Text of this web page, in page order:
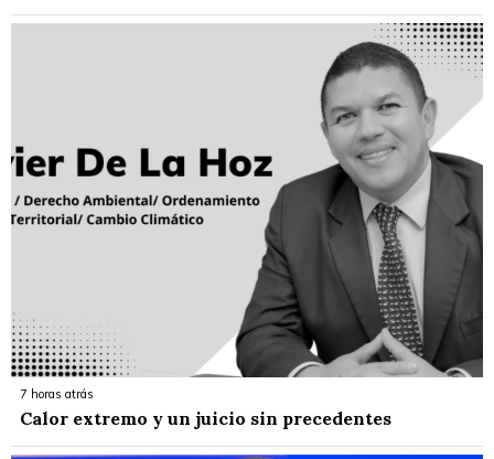
7 horas atrás
Calor extremo y un juicio sin precedentes